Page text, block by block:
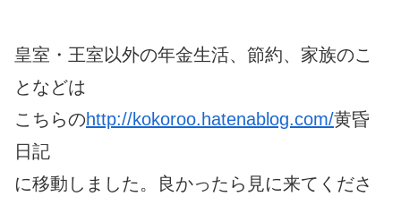
皇室・王室以外の年金生活、節約、家族のこ
となどは
こちらのhttp://kokoroo.hatenablog.com/黄昏
日記
に移動しました。良かったら見に来てくださ